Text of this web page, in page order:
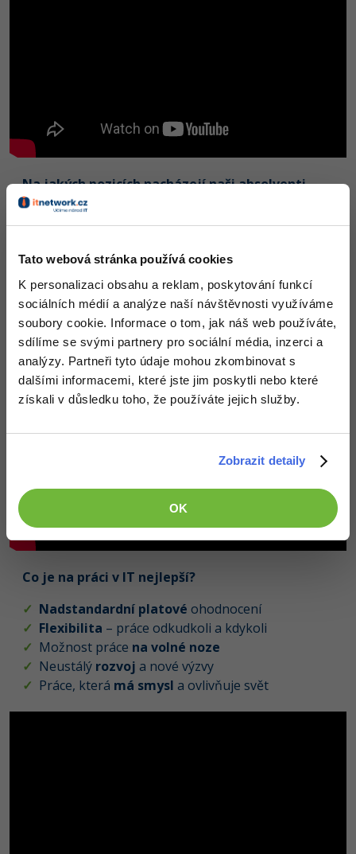
Tato webová stránka používá cookies
K personalizaci obsahu a reklam, poskytování funkcí
sociálních médií a analýze naší návštěvnosti využíváme
soubory cookie. Informace o tom, jak náš web používáte,
sdílíme se svými partnery pro sociální média, inzerci a
analýzy. Partneři tyto údaje mohou zkombinovat s
dalšími informacemi, které jste jim poskytli nebo které
získali v důsledku toho, že používáte jejich služby.
Zobrazit detaily
OK
Na jakých pozicích nacházejí naši absolventi
uplatnění?
✓ Datovýanalytik
✓ Webdesigner
✓ Databázovýspecialista
Co je na práci v IT nejlepší?
✓ Nadstandardní platové ohodnocení
✓ Flexibilita – práce odkudkoli a kdykoli
✓ Možnost práce na volné noze
✓ Neustálý rozvoj a nové výzvy
✓ Práce, která má smysl a ovlivňuje svět